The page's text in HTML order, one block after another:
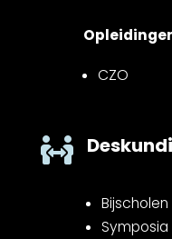
CZO

Bijscholen